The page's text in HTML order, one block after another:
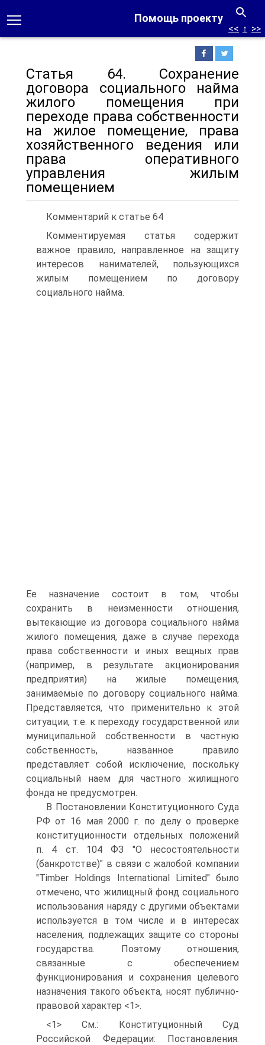
Помощь проекту
<< ↑ >>
Статья 64. Сохранение
договора социального найма
жилого помещения при
переходе права собственности
на жилое помещение, права
хозяйственного ведения или
права оперативного
управления жилым
помещением
Комментарий к статье 64
Комментируемая статья содержит
важное правило, направленное на защиту
интересов нанимателей, пользующихся
жилым помещением по договору
социального найма.
Ее назначение состоит в том, чтобы
сохранить в неизменности отношения,
вытекающие из договора социального найма
жилого помещения, даже в случае перехода
права собственности и иных вещных прав
(например, в результате акционирования
предприятия) на жилые помещения,
занимаемые по договору социального найма.
Представляется, что применительно к этой
ситуации, т.е. к переходу государственной или
муниципальной собственности в частную
собственность, названное правило
представляет собой исключение, поскольку
социальный наем для частного жилищного
фонда не предусмотрен.
В Постановлении Конституционного Суда
РФ от 16 мая 2000 г. по делу о проверке
конституционности отдельных положений
п. 4 ст. 104 ФЗ "О несостоятельности
(банкротстве)" в связи с жалобой компании
"Timber Holdings International Limited" было
отмечено, что жилищный фонд социального
использования наряду с другими объектами
используется в том числе и в интересах
населения, подлежащих защите со стороны
государства. Поэтому отношения,
связанные с обеспечением
функционирования и сохранения целевого
назначения такого объекта, носят публично-
правовой характер <1>.
<1> См.: Конституционный Суд
Российской Федерации: Постановления.